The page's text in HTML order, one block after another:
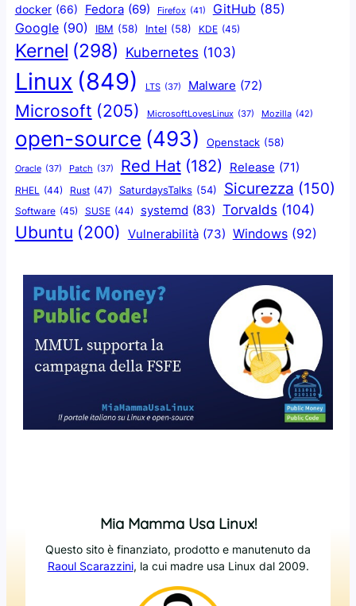
docker (66) Fedora (69) Firefox (41) GitHub (85)
Google (90) IBM (58) Intel (58) KDE (45)
Kernel (298) Kubernetes (103)
Linux (849) LTS (37) Malware (72)
Microsoft (205) MicrosoftLovesLinux (37) Mozilla (42)
open-source (493) Openstack (58)
Oracle (37) Patch (37) Red Hat (182) Release (71)
RHEL (44) Rust (47) SaturdaysTalks (54) Sicurezza (150)
Software (45) SUSE (44) systemd (83) Torvalds (104)
Ubuntu (200) Vulnerabilità (73) Windows (92)
Mia Mamma Usa Linux!
Questo sito è finanziato, prodotto e manutenuto da
Raoul Scarazzini, la cui madre usa Linux dal 2009.